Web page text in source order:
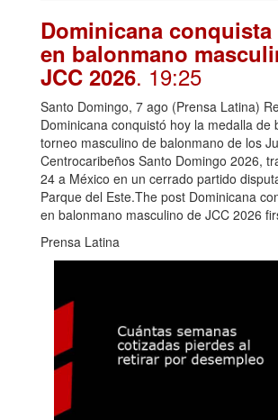
Dominicana
en balonmano
JCC 2026. 19:25
Santo Domingo, 7 ago (Prensa Latina)
Dominicana conquistó hoy la medalla de
torneo masculino de balonmano de los
Centrocaribeños Santo Domingo 2026,
24 a México en un cerrado partido
Parque del Este.The post Dominicana
en balonmano masculino de JCC 2026
Prensa Latina